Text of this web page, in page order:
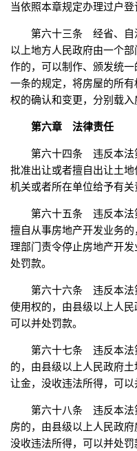
当依照本章规定办理过户登
第六十三条 经省、自
以上地方人民政府由一个
作的，可以制作、颁发统
一条的规定，将房屋的所
权的确认和变更，分别载入
第六章 法律责任
第六十四条 违反本法
批准出让或者擅自出让土
机关或者所在单位给予有关
第六十五条 违反本法
擅自从事房地产开发业务
理部门责令停止房地产开
处罚款。
第六十六条 违反本法
使用权的，由县级以上人民
可以并处罚款。
第六十七条 违反本法
的，由县级以上人民政府
让金，没收违法所得，可以
第六十八条 违反本法
房的，由县级以上人民政府
没收违法所得，可以并处罚